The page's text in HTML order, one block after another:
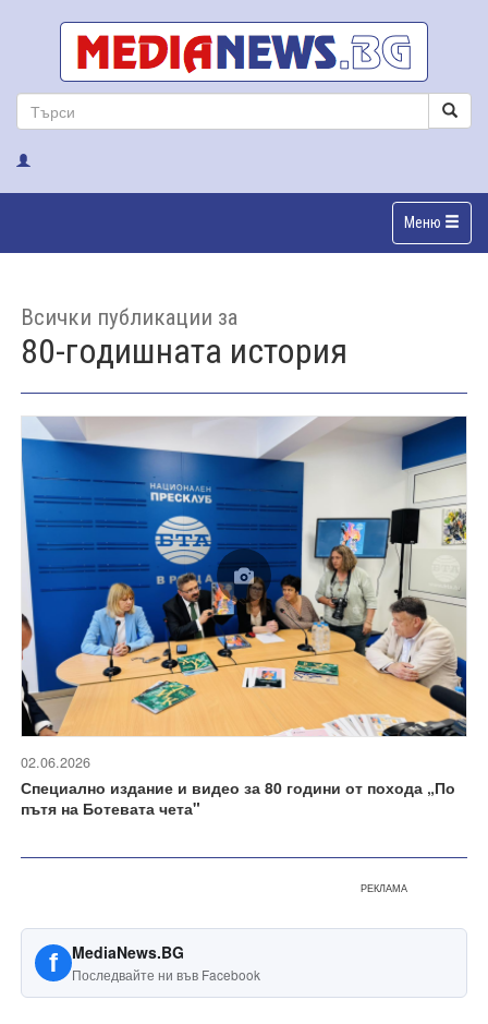
Меню
Всички публикации за
80-годишната история
02.06.2026
Специално издание и видео за 80 години от похода „По
пътя на Ботевата чета"
РЕКЛАМА
f MediaNews.BG
Последвайте ни във Facebook